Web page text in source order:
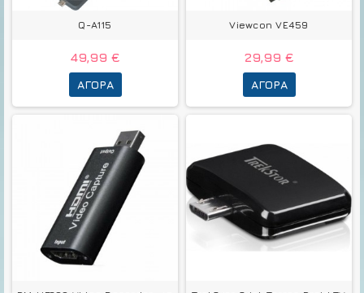
Q-A115
49,99 €
ΑΓΟΡΆ
Viewcon VE459
29,99 €
ΑΓΟΡΆ